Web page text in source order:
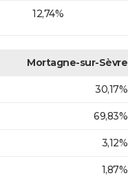
12,74%
Mortagne-sur-Sèvre
30,17%
69,83%
3,12%
1,87%